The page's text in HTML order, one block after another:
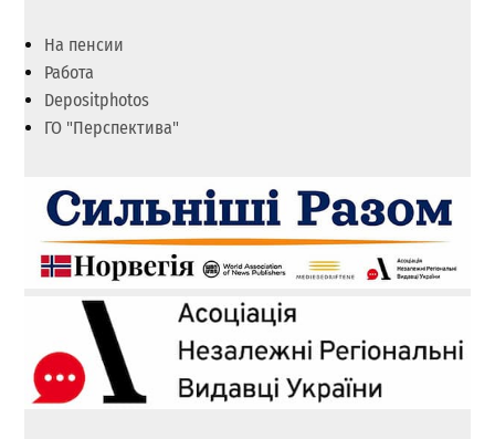
На пенсии
Работа
Depositphotos
ГО "Перспектива"